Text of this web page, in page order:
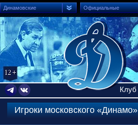
Динамовские Официальные
Клуб
Игроки московского «Динамо»